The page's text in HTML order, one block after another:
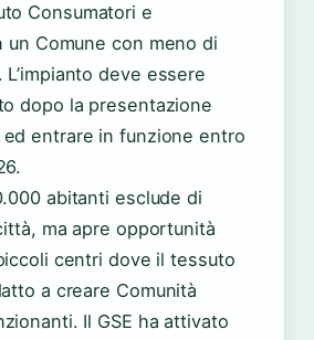
Consumatori e
un Comune con meno di
deve essere
dopo la presentazione
entrare in funzione entro
abitanti esclude di
ma apre opportunità
centri dove il tessuto
a creare Comunità
Il GSE ha attivato